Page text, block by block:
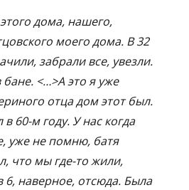
дома, нашего,
моего дома. В 32
забрали все, увезли.
<…>А это я уже
отца дом этот был.
60-м году. У нас когда
уже не помню, батя
что мы где-то жили,
6, наверное, отсюда. Была